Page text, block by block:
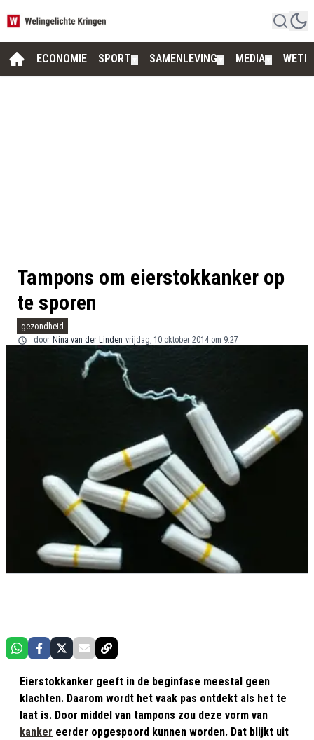
ECONOMIE SPORT SAMENLEVING MEDIA
Tampons om eierstokkanker op
te sporen
gezondheid
door Nina van der Linden vrijdag, 10 oktober 2014 om 9:27
Eierstokkanker geeft in de beginfase meestal geen
klachten. Daarom wordt het vaak pas ontdekt als het te
laat is. Door middel van tampons zou deze vorm van
kanker eerder opgespoord kunnen worden. Dat blijkt uit